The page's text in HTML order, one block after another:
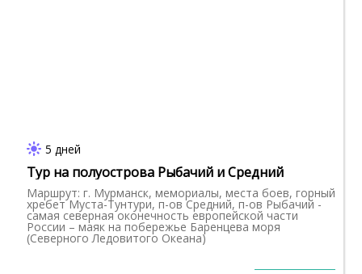
5 дней
Тур на полуострова Рыбачий и Средний
Маршрут: г. Мурманск, мемориалы, места боев, горный
хребет Муста-Тунтури, п-ов Средний, п-ов Рыбачий -
самая северная оконечность европейской части
России – маяк на побережье Баренцева моря
(Северного Ледовитого Океана)